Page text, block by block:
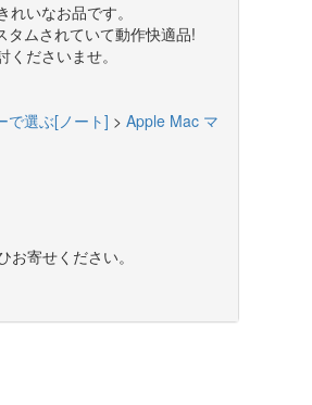
いなお品です。
タムされていて動作快適品!
ださいませ。
で選ぶ[ノート] > Apple Mac マ
寄せください。